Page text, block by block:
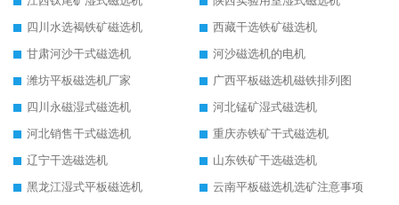
四川水选褐铁矿磁选机
西藏干选铁矿磁选机
甘肃河沙干式磁选机
河沙磁选机的电机
潍坊平板磁选机厂家
广西平板磁选机磁铁排列图
四川永磁湿式磁选机
河北锰矿湿式磁选机
河北销售干式磁选机
重庆赤铁矿干式磁选机
辽宁干选磁选机
山东铁矿干选磁选机
黑龙江湿式平板磁选机
云南平板磁选机选矿注意事项